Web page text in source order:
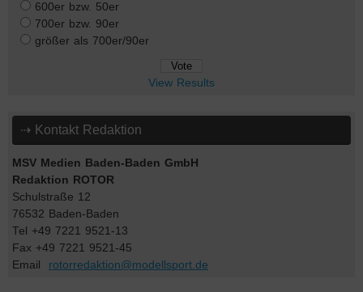
600er bzw. 50er
700er bzw. 90er
größer als 700er/90er
View Results
⇢ Kontakt Redaktion
MSV Medien Baden-Baden GmbH
Redaktion ROTOR
Schulstraße 12
76532 Baden-Baden
Tel +49 7221 9521-13
Fax +49 7221 9521-45
Email rotorredaktion@modellsport.de